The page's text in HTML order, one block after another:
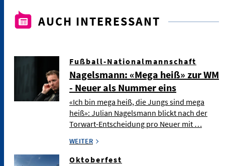
AUCH INTERESSANT
Fußball-Nationalmannschaft
Nagelsmann: «Mega heiß» zur WM
- Neuer als Nummer eins
«Ich bin mega heiß, die Jungs sind mega
heiß»: Julian Nagelsmann blickt nach der
Torwart-Entscheidung pro Neuer mit …
WEITER
Oktoberfest